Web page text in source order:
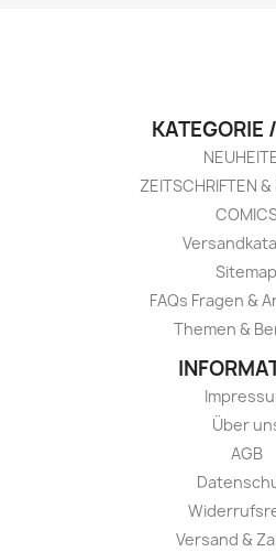
KATEGORIE
ZEITSCHRIFTEN
Sitemap
FAQs Fragen &
Themen &
Über
AGB
Versand &